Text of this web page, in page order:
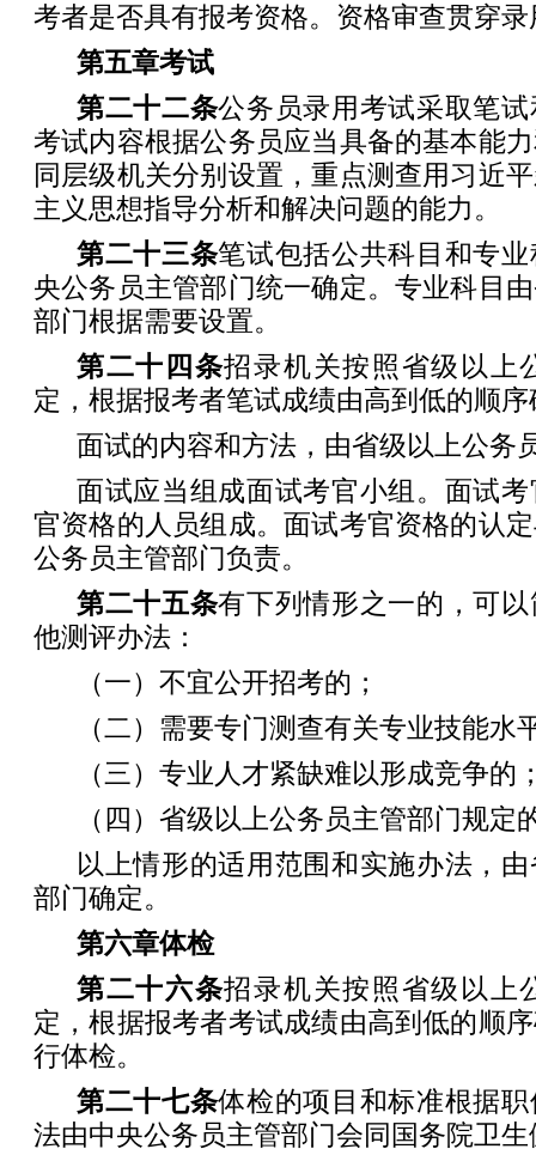
考者是否具有报考资格。资格审查贯穿
第五章考试
第二十二条公务员录用考试采取笔
考试内容根据公务员应当具备的基本能
同层级机关分别设置，重点测查用习近
主义思想指导分析和解决问题的能力。
第二十三条笔试包括公共科目和专
央公务员主管部门统一确定。专业科目
部门根据需要设置。
第二十四条招录机关按照省级以上
定，根据报考者笔试成绩由高到低的顺
面试的内容和方法，由省级以上公务
面试应当组成面试考官小组。面试
官资格的人员组成。面试考官资格的认
公务员主管部门负责。
第二十五条有下列情形之一的，可
他测评办法：
（一）不宜公开招考的；
（二）需要专门测查有关专业技能水
（三）专业人才紧缺难以形成竞争的
（四）省级以上公务员主管部门规定
以上情形的适用范围和实施办法，
部门确定。
第六章体检
第二十六条招录机关按照省级以上
定，根据报考者考试成绩由高到低的顺
行体检。
第二十七条体检的项目和标准根据
法由中央公务员主管部门会同国务院卫